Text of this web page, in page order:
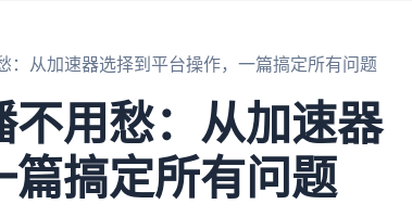
：从加速器选择到平台操作，一篇搞定所有问题
不用愁：从加速器
篇搞定所有问题